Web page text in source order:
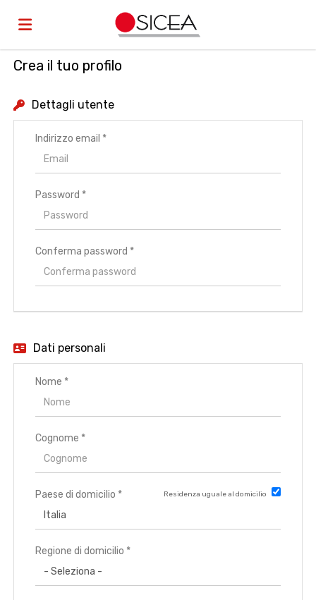
Home
Offerte
di
lavoro
Carica
il
CV
Login
Lingua
FR
IT
DE
ES
PT
Crea il tuo profilo
Dettagli utente
Indirizzo email *
Password *
Conferma password *
Dati personali
Nome *
Cognome *
Paese di domicilio * Residenza uguale al domicilio
Regione di domicilio *